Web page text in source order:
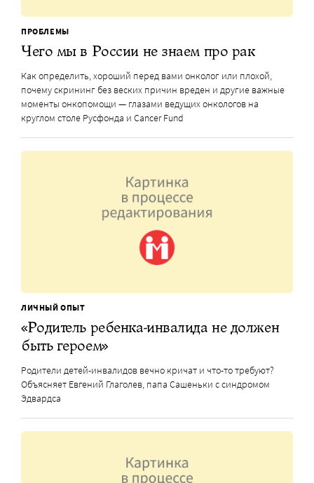
ПРОБЛЕМЫ
Чего мы в России не знаем про рак
Как определить, хороший перед вами онколог или плохой,
почему скрининг без веских причин вреден и другие важные
моменты онкопомощи — глазами ведущих онкологов на
круглом столе Русфонда и Cancer Fund
ЛИЧНЫЙ ОПЫТ
«Родитель ребенка-инвалида не должен
быть героем»
Родители детей-инвалидов вечно кричат и что-то требуют?
Объясняет Евгений Глаголев, папа Сашеньки с синдромом
Эдвардса